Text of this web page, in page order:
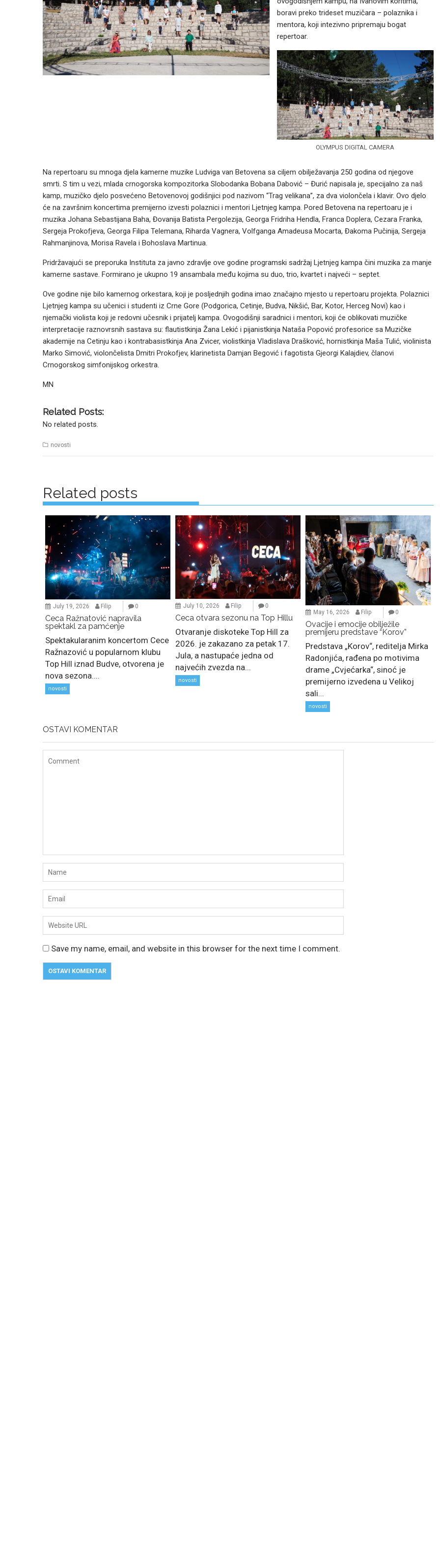
boravi preko trideset muzičara – polaznika i
mentora, koji intezivno pripremaju bogat
repertoar.
OLYMPUS DIGITAL CAMERA
Na repertoaru su mnoga djela kamerne muzike Ludviga van Betovena sa ciljem obilježavanja 250 godina od njegove
smrti. S tim u vezi, mlada crnogorska kompozitorka Slobodanka Bobana Dabović – Đurić napisala je, specijalno za naš
kamp, muzičko djelo posvećeno Betovenovoj godišnjici pod nazivom “Trag velikana”, za dva violončela i klavir. Ovo djelo
će na završnim koncertima premijerno izvesti polaznici i mentori Ljetnjeg kampa. Pored Betovena na repertoaru je i
muzika Johana Sebastijana Baha, Đovanija Batista Pergolezija, Georga Fridriha Hendla, Franca Doplera, Cezara Franka,
Sergeja Prokofjeva, Georga Filipa Telemana, Riharda Vagnera, Volfganga Amadeusa Mocarta, Đakoma Pučinija, Sergeja
Rahmanjinova, Morisa Ravela i Bohoslava Martinua.
Pridržavajući se preporuka Instituta za javno zdravlje ove godine programski sadržaj Ljetnjeg kampa čini muzika za manje
kamerne sastave. Formirano je ukupno 19 ansambala među kojima su duo, trio, kvartet i najveći – septet.
Ove godine nije bilo kamernog orkestara, koji je posljednjih godina imao značajno mjesto u repertoaru projekta. Polaznici
Ljetnjeg kampa su učenici i studenti iz Crne Gore (Podgorica, Cetinje, Budva, Nikšić, Bar, Kotor, Herceg Novi) kao i
njemački violista koji je redovni učesnik i prijatelj kampa. Ovogodišnji saradnici i mentori, koji će oblikovati muzičke
interpretacije raznovrsnih sastava su: flautistkinja Žana Lekić i pijanistkinja Nataša Popović profesorice sa Muzičke
akademije na Cetinju kao i kontrabasistkinja Ana Zvicer, violistkinja Vladislava Drašković, hornistkinja Maša Tulić, violinista
Marko Simović, violončelista Dmitri Prokofjev, klarinetista Damjan Begović i fagotista Gjeorgi Kalajdiev, članovi
Crnogorskog simfonijskog orkestra.
MN
Related Posts:
No related posts.
novosti
navigation
Related posts
July 19, 2026 Filip 0
Ceca Ražnatović napravila
spektakl za pamćenje
Spektakularanim koncertom Cece
Ražnazović u popularnom klubu
Top Hill iznad Budve, otvorena je
nova sezona....
novosti
July 10, 2026 Filip 0
Ceca otvara sezonu na Top Hillu
Otvaranje diskoteke Top Hill za
2026. je zakazano za petak 17.
Jula, a nastupaće jedna od
najvećih zvezda na...
novosti
May 16, 2026 Filip 0
Ovacije i emocije obilježile
premijeru predstave “Korov”
Predstava „Korov“, reditelja Mirka
Radonjića, rađena po motivima
drame „Cvjećarka“, sinoć je
premijerno izvedena u Velikoj
sali...
novosti
OSTAVI KOMENTAR
Save my name, email, and website in this browser for the next time I comment.